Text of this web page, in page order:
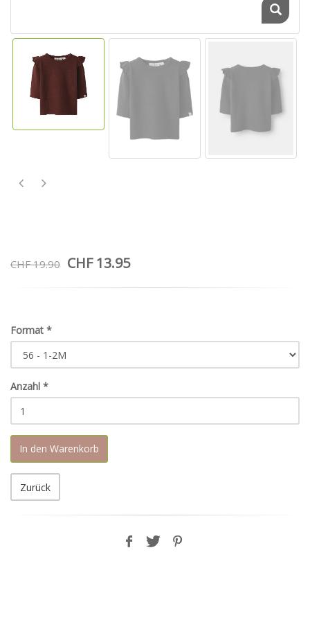
CHF 19.90 CHF 13.95
Format *
Anzahl *
In den Warenkorb
Zurück